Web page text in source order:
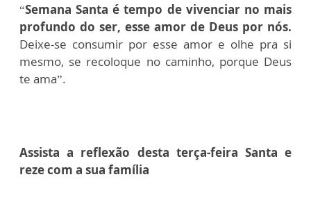
“Semana Santa é tempo de vivenciar no mais
profundo do ser, esse amor de Deus por nós.
Deixe-se consumir por esse amor e olhe pra si
mesmo, se recoloque no caminho, porque Deus
te ama”.
Assista a reflexão desta terça-feira Santa e
reze com a sua família